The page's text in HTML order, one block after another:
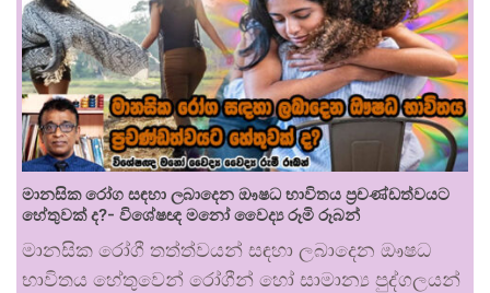
මානසික රෝග සඳහා ලබාදෙන ඖෂධ භාවිතය ප්‍රචණ්ඩත්වයට
හේතුවක් ද?- විශේෂඥ මනෝ වෛද්‍ය රූමි රූබන්
මානසික රෝගී තත්ත්වයන් සඳහා ලබාදෙන ඖෂධ
භාවිතය හේතුවෙන් රෝගීන් හෝ සාමාන්‍ය පුද්ගලයන්